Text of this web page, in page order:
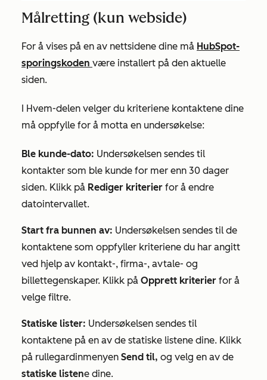
Målretting (kun webside)
For å vises på en av nettsidene dine må HubSpot-
sporingskoden være installert på den aktuelle
siden.
I Hvem-delen velger du kriteriene kontaktene dine
må oppfylle for å motta en undersøkelse:
Ble kunde-dato: Undersøkelsen sendes til
kontakter som ble kunde for mer enn 30 dager
siden. Klikk på Rediger kriterier for å endre
datointervallet.
Start fra bunnen av: Undersøkelsen sendes til de
kontaktene som oppfyller kriteriene du har angitt
ved hjelp av kontakt-, firma-, avtale- og
billettegenskaper. Klikk på Opprett kriterier for å
velge filtre.
Statiske lister: Undersøkelsen sendes til
kontaktene på en av de statiske listene dine. Klikk
på rullegardinmenyen Send til, og velg en av de
statiske listene dine.